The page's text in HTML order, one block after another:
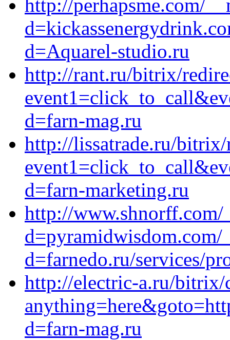
http://perhapsme.com/
d=Aquarel-studio.ru
http://rant.ru/bitrix/
d=farn-mag.ru
http://lissatrade.ru/bitrix/
d=farn-marketing.ru
http://www.shnorff.com/
d=pyramidwisdom.com/
d=farnedo.ru/services/
http://electric-a.ru/bitrix/
d=farn-mag.ru